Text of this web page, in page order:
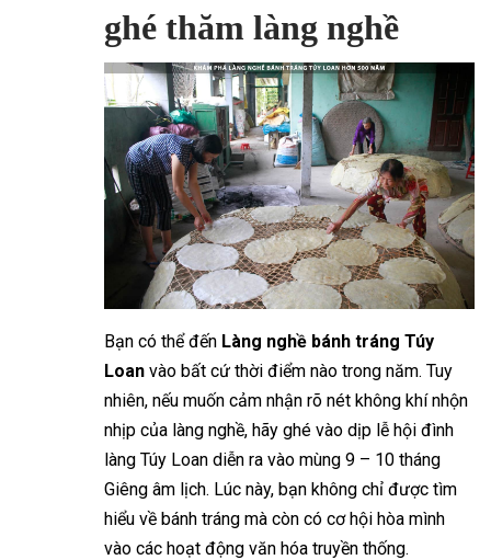
ghé thăm làng nghề
Bạn có thể đến Làng nghề bánh tráng Túy
Loan vào bất cứ thời điểm nào trong năm. Tuy
nhiên, nếu muốn cảm nhận rõ nét không khí nhộn
nhịp của làng nghề, hãy ghé vào dịp lễ hội đình
làng Túy Loan diễn ra vào mùng 9 – 10 tháng
Giêng âm lịch. Lúc này, bạn không chỉ được tìm
hiểu về bánh tráng mà còn có cơ hội hòa mình
vào các hoạt động văn hóa truyền thống.